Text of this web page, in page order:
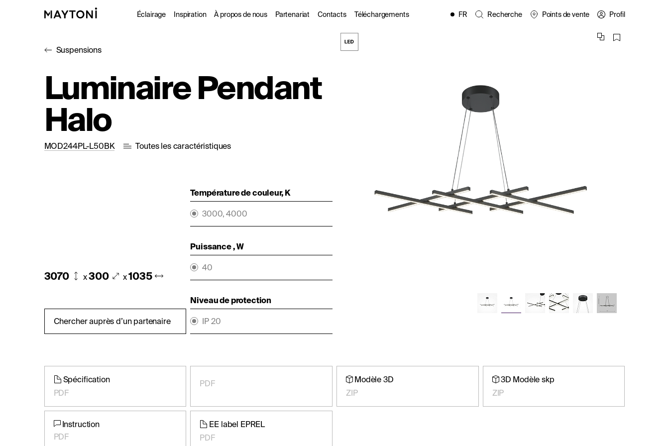
Éclairage
Extérieur
Inspiration
Catalogues
À propos de nous
Durabilité
Partenariat
commerciaux
Les Designers
Contacts Téléchargements FR Recherche Points de vente Profil
Suspensions
Luminaire Pendant
Halo
MOD244PL-L50BK Toutes les caractéristiques
3070 x300 x1035
Chercher auprès d’un partenaire
Température de couleur, K
3000, 4000
Puissance , W
40
Niveau de protection
IP 20
Spécification
PDF
PDF
Modèle 3D
ZIP
3D Modèle skp
ZIP
Instruction
PDF
EE label EPREL
PDF